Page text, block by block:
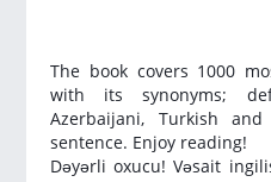
The book covers 1000
with its synonyms;
Azerbaijani, Turkish
sentence. Enjoy reading!
Dəyərli oxucu! Vəsait